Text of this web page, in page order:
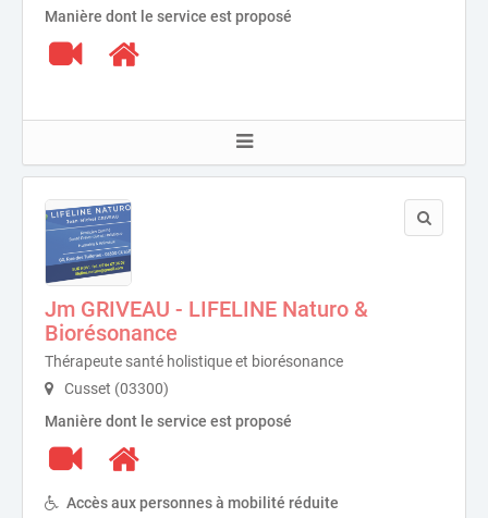
Manière dont le service est proposé
Jm GRIVEAU - LIFELINE Naturo &
Biorésonance
Thérapeute santé holistique et biorésonance
Cusset (03300)
Manière dont le service est proposé
Accès aux personnes à mobilité réduite